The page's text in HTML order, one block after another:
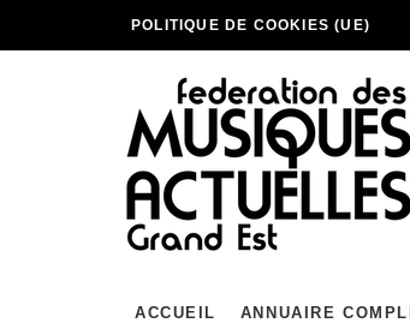
POLITIQUE DE COOKIES (UE)
ACCUEIL ANNUAIRE